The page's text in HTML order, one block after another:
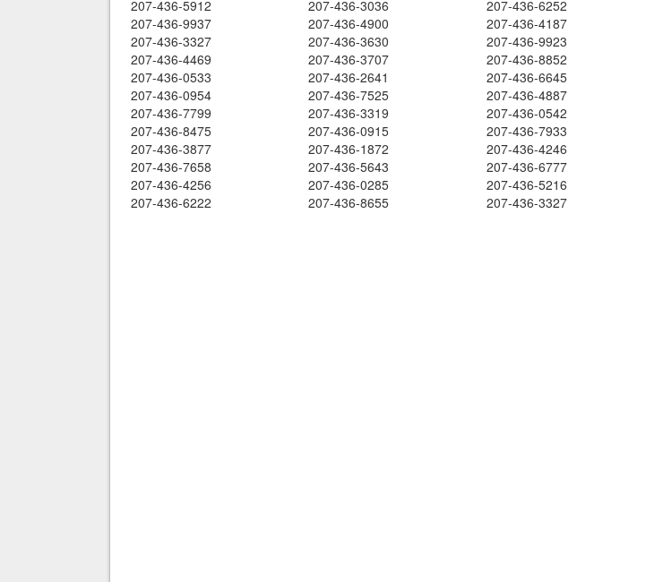
207-436-5912
207-436-3036 207-436-6252
207-436-9937
207-436-4900 207-436-4187
207-436-3327
207-436-3630 207-436-9923
207-436-4469
207-436-3707 207-436-8852
207-436-0533
207-436-2641 207-436-6645
207-436-0954
207-436-7525 207-436-4887
207-436-7799
207-436-3319 207-436-0542
207-436-8475
207-436-0915 207-436-7933
207-436-3877
207-436-1872 207-436-4246
207-436-7658
207-436-5643 207-436-6777
207-436-4256
207-436-0285 207-436-5216
207-436-6222
207-436-8655 207-436-3327